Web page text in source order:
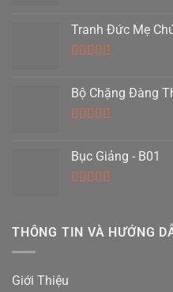
sao
Tranh Đức Mẹ
sao
Bộ Chặng Đàng
sao
Bục Giảng - B01
THÔNG TIN VÀ HƯỚNG
Giới Thiệu